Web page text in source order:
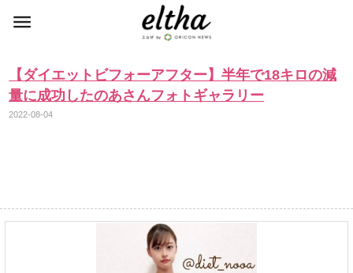
【ダイエットビフォーアフター】半年で18キロの減
量に成功したのあさんフォトギャラリー
2022-08-04